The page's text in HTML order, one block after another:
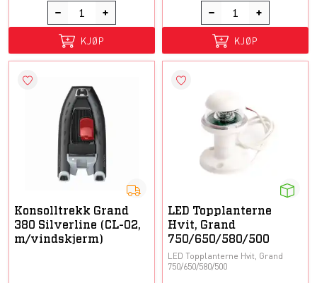
KJØP KJØP
Konsolltrekk Grand
380 Silverline (CL-02,
m/vindskjerm)
LED Topplanterne
Hvit, Grand
750/650/580/500
LED Topplanterne Hvit, Grand
750/650/580/500